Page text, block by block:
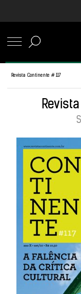
Revista Continente # 117